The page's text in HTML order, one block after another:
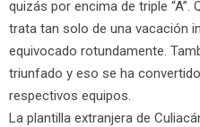
quizás por encima de triple “A”.
trata tan solo de una vacación
equivocado rotundamente.
triunfado y eso se ha
respectivos equipos.
La plantilla extranjera de